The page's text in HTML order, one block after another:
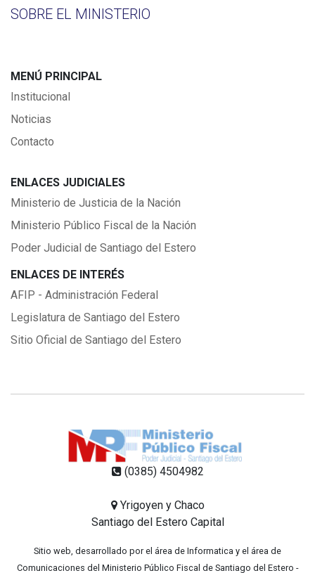
SOBRE EL MINISTERIO
MENÚ PRINCIPAL
Institucional
Noticias
Contacto
ENLACES JUDICIALES
Ministerio de Justicia de la Nación
Ministerio Público Fiscal de la Nación
Poder Judicial de Santiago del Estero
ENLACES DE INTERÉS
AFIP - Administración Federal
Legislatura de Santiago del Estero
Sitio Oficial de Santiago del Estero
(0385) 4504982
Yrigoyen y Chaco
Santiago del Estero Capital
Sitio web, desarrollado por el área de Informatica y el área de
Comunicaciones del Ministerio Público Fiscal de Santiago del Estero -